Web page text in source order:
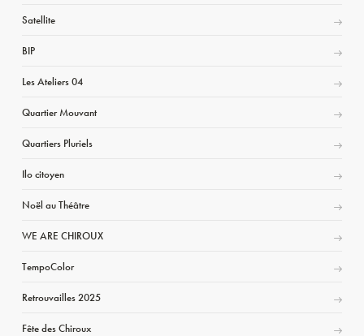
Satellite
BIP
Les Ateliers 04
Quartier Mouvant
Quartiers Pluriels
Ilo citoyen
Noël au Théâtre
WE ARE CHIROUX
TempoColor
Retrouvailles 2025
Fête des Chiroux